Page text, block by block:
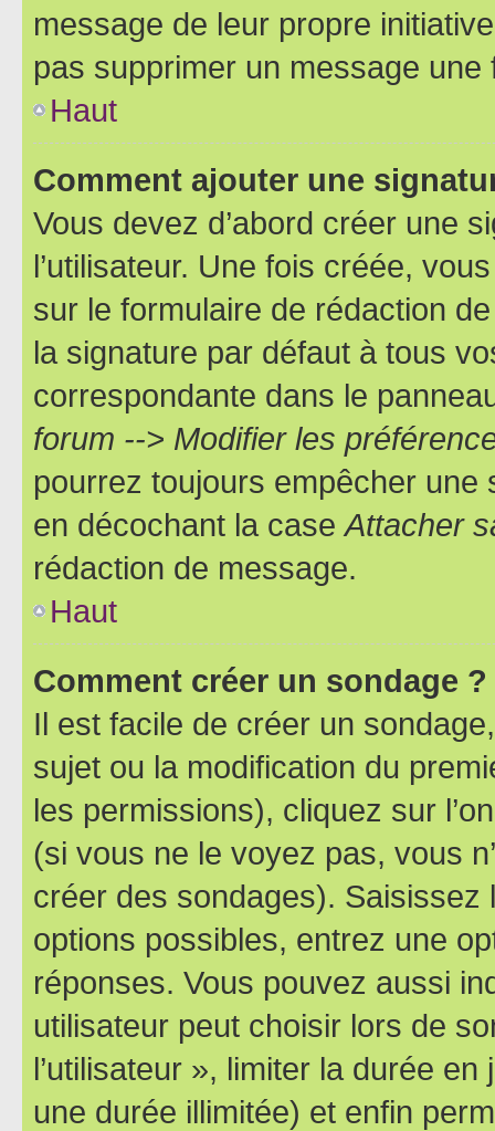
message de leur propre
pas supprimer un message une
Haut
Comment ajouter une
Vous devez d’abord créer une
l’utilisateur. Une fois créée,
sur le formulaire de rédaction
la signature par défaut à tous
correspondante dans le
forum --> Modifier les
pourrez toujours empêcher une
en décochant la caseAttacher
rédaction de message.
Haut
Comment créer un sondage ?
Il est facile de créer un
sujet ou la modification du
les permissions), cliquez sur
(si vous ne le voyez pas, vous
créer des sondages).
options possibles, entrez une
réponses. Vous pouvez aussi
utilisateur peut choisir lors de
l’utilisateur », limiter la durée
une durée illimitée) et enfin